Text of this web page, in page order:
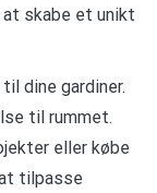
skabe et unikt
dine gardiner.
til rummet.
eller købe
tilpasse